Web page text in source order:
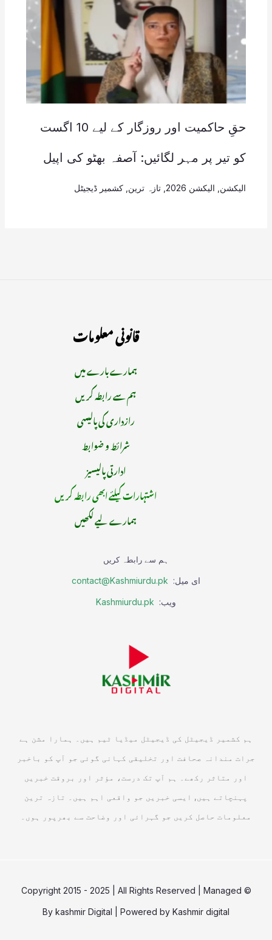
حقِ حاکمیت اور روزگار کے لیے 10 اگست
کو تیر پر مہر لگائیں: آصفہ بھٹو کی اپیل
الیکشن الیکشن 2026 , تازہ ترین کشمیر ڈیجیٹل
قانونی معلومات
ہمارے بارے میں
ہم سے رابطہ کریں
رازداری کی پالیسی
شرائط و ضوابط
ادارتی پالیسیز
اشتہارات کیلئے ابھی رابطہ کریں
ہمارے لیے لکھیں
ہم سے رابطہ کریں
ای میل: contact@Kashmiurdu.pk
ویب: Kashmiurdu.pk
ہم کشمیر ڈیجیٹل کی ڈیجیٹل میڈیا ٹیم ہیں۔ ہمارا مشن ہے
جرات مندانہ صحافت اور تخلیقی کہانی گوئی جو آپ کو باخبر
اور متاثر رکھے۔ ہم آپ تک درست، مؤثر اور بروقت خبریں
پہنچاتے ہیں, ایسی خبریں جو واقعی اہم ہیں۔ تازہ ترین
معلومات حاصل کریں جو گہرائی اور وضاحت سے بھرپور ہوں۔
© Copyright 2015 - 2025 | All Rights Reserved | Managed
By kashmir Digital | Powered by Kashmir digital